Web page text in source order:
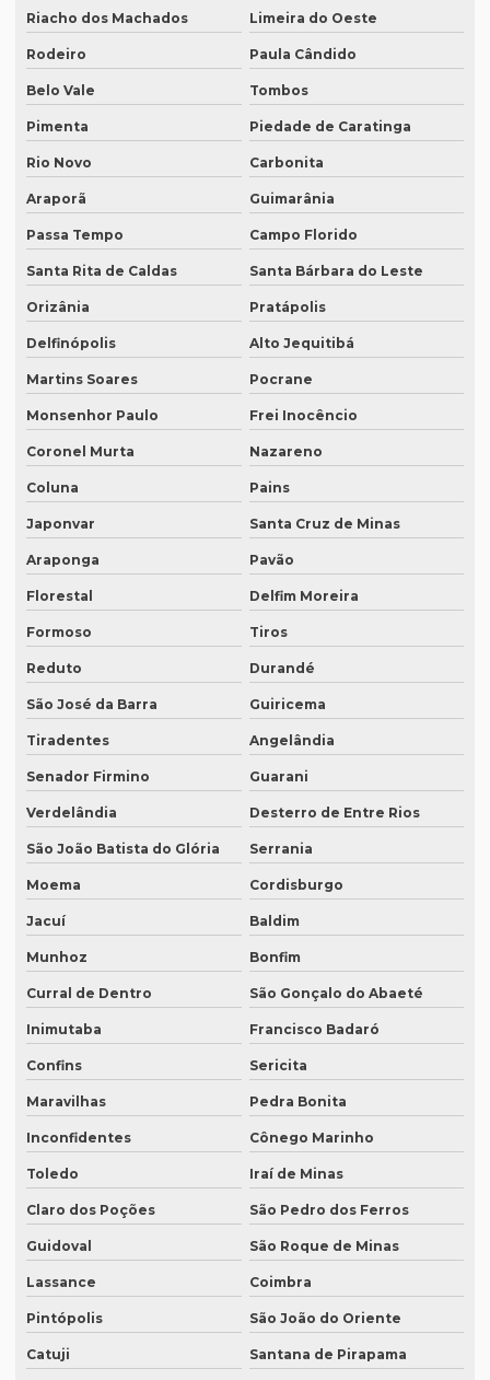
Quanto custa equipamento de tradução simultânea
Quanto custa para fazer uma tradução juramentada
Quanto custa tradução juramentada alemão
Quanto custa tradução juramentada espanhol
Quanto custa tradução juramentada ingles
Quanto custa tradução para o inglês
Quanto custa tradução por palavra
Quanto custa a tradução de um manual técnico?
Quanto custa traduzir para alemão
Quanto custa traduzir documentos
Quanto custa um tradutor juramentado
Quanto custa uma tradução juramentada
Quanto custa uma tradução juramentada em francês
Quanto custa uma tradução juramentada em italiano
Quem faz tradução de artigos científicos
Quem faz tradução juramentada em mg
Quem faz tradução simultânea teams
Quem faz transcrição de áudio em portugues
Rádios para tradução simultânea
Revisão de artigos científicos
Revisão em ingles tradução
Revisão de manuscritos literários
Revisão de teses e dissertações
Revisão de texto acadêmico preço
Revisão de texto em inglês preço
Revisão de textos academicos
Revisão de textos em alemão
Revisão de textos em árabe
Revisão de textos em coreano
Revisão de textos em francês
Riacho dos Machados Limeira do Oeste
Rodeiro Paula Cândido
Belo Vale Tombos
Pimenta Piedade de Caratinga
Rio Novo Carbonita
Araporã Guimarânia
Passa Tempo Campo Florido
Santa Rita de Caldas Santa Bárbara do Leste
Orizânia Pratápolis
Delfinópolis Alto Jequitibá
Martins Soares Pocrane
Monsenhor Paulo Frei Inocêncio
Coronel Murta Nazareno
Coluna Pains
Japonvar Santa Cruz de Minas
Araponga Pavão
Florestal Delfim Moreira
Formoso Tiros
Reduto Durandé
São José da Barra Guiricema
Tiradentes Angelândia
Senador Firmino Guarani
Verdelândia Desterro de Entre Rios
São João Batista do Glória Serrania
Moema Cordisburgo
Jacuí Baldim
Munhoz Bonfim
Curral de Dentro São Gonçalo do Abaeté
Inimutaba Francisco Badaró
Confins Sericita
Maravilhas Pedra Bonita
Inconfidentes Cônego Marinho
Toledo Iraí de Minas
Claro dos Poções São Pedro dos Ferros
Guidoval São Roque de Minas
Lassance Coimbra
Pintópolis São João do Oriente
Catuji Santana de Pirapama